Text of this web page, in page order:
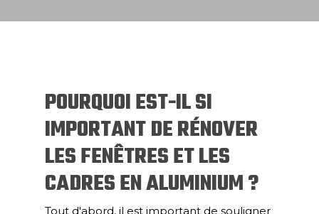
POURQUOI EST-IL SI
IMPORTANT DE RÉNOVER
LES FENÊTRES ET LES
CADRES EN ALUMINIUM ?
Tout d'abord, il est important de souligner